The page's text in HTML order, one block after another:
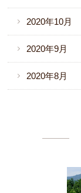
2020年10月
2020年9月
2020年8月